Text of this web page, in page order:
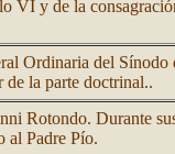
VI y de la
Ordinaria del Sínodo
de la parte doctrinal..
Rotondo. Durante
al Padre Pío.